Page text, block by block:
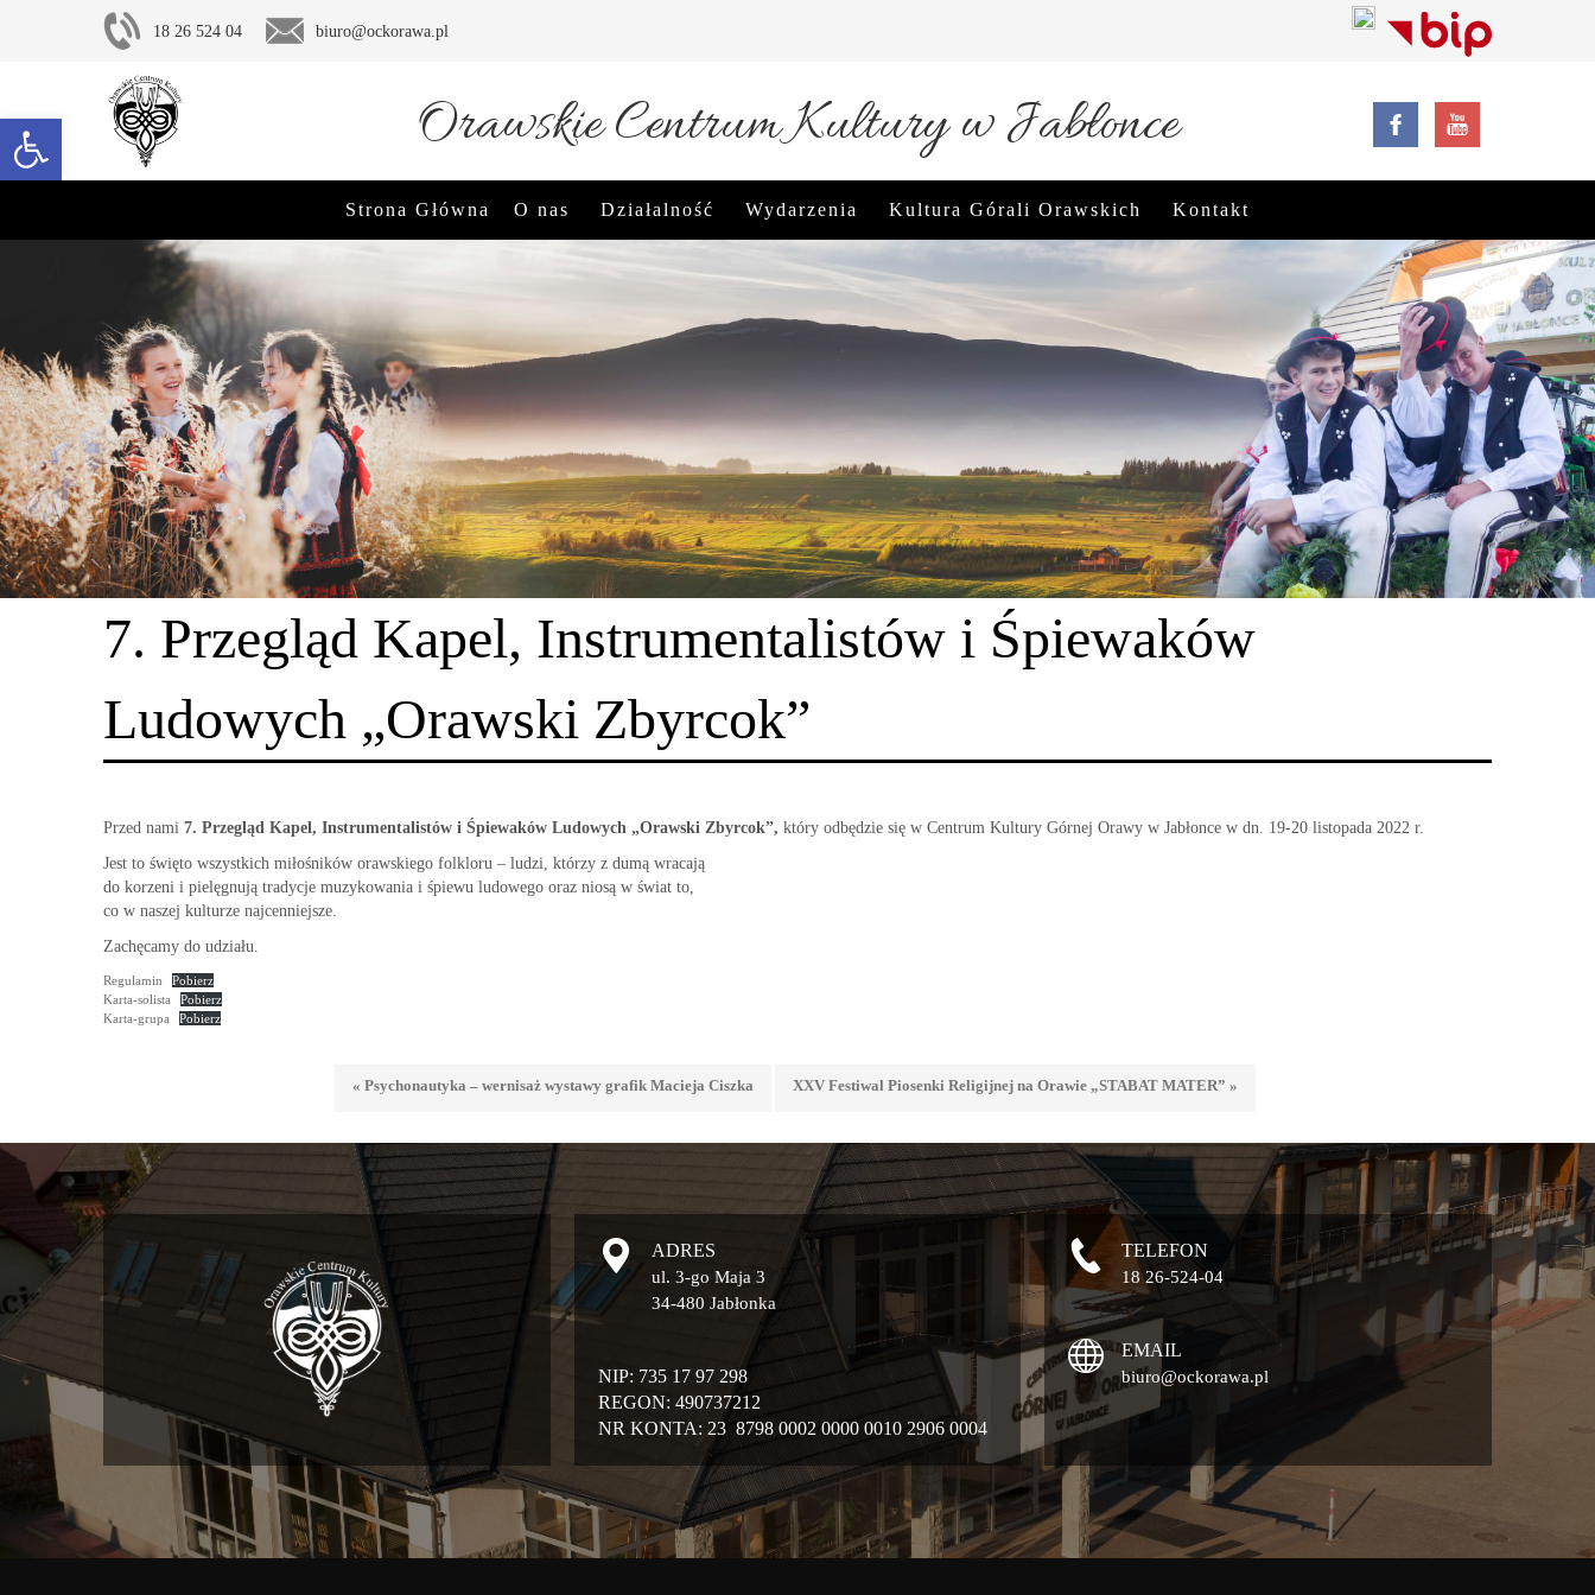
Otwórz pasek narzędzi
18 26 524 04 biuro@ockorawa.pl
Orawskie Centrum Kultury w Jabłonce
Strona Główna O nas Działalność Wydarzenia Kultura Górali Orawskich Kontakt
7. Przegląd Kapel, Instrumentalistów i Śpiewaków
Ludowych „Orawski Zbyrcok”
Przed nami 7. Przegląd Kapel, Instrumentalistów i Śpiewaków Ludowych „Orawski Zbyrcok”, który odbędzie się w Centrum Kultury Górnej Orawy w Jabłonce w dn. 19-20 listopada 2022 r.
Jest to święto wszystkich miłośników orawskiego folkloru – ludzi, którzy z dumą wracają
do korzeni i pielęgnują tradycje muzykowania i śpiewu ludowego oraz niosą w świat to,
co w naszej kulturze najcenniejsze.
Zachęcamy do udziału.
Regulamin
Pobierz
Karta-solista
Pobierz
Karta-grupa
Pobierz
« Psychonautyka – wernisaż wystawy grafik Macieja Ciszka XXV Festiwal Piosenki Religijnej na Orawie „STABAT MATER” »
ADRES
ul. 3-go Maja 3
34-480 Jabłonka
NIP: 735 17 97 298
REGON: 490737212
NR KONTA: 23 8798 0002 0000 0010 2906 0004
TELEFON
18 26-524-04
EMAIL
biuro@ockorawa.pl